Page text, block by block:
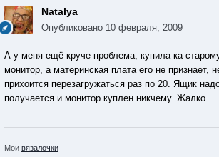
Natalya
Опубликовано 10 февраля, 2009
А у меня ещё круче проблема, купила ка
монитор, а материнская плата его не признаeт,
прихоится перезагружаться раз по 20. Ящик
получается и монитор куплен никчему. Жалко.
Мои вязалочки